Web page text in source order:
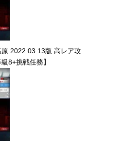
2022.03.13版 高レア攻
8+挑戦任務】